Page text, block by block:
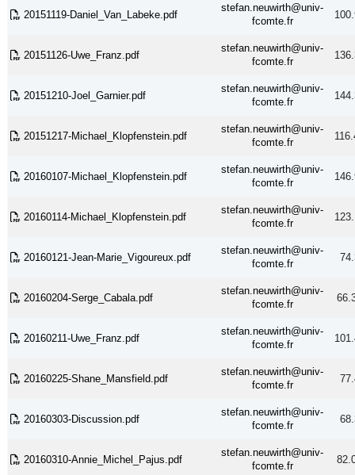
20151119-Daniel_Van_Labeke.pdf
stefan.neuwirth@univ-
fcomte.fr
20151126-Uwe_Franz.pdf
stefan.neuwirth@univ-
fcomte.fr
20151210-Joel_Garnier.pdf
stefan.neuwirth@univ-
fcomte.fr
20151217-Michael_Klopfenstein.pdf
stefan.neuwirth@univ-
fcomte.fr
20160107-Michael_Klopfenstein.pdf
stefan.neuwirth@univ-
fcomte.fr
20160114-Michael_Klopfenstein.pdf
stefan.neuwirth@univ-
fcomte.fr
20160121-Jean-Marie_Vigoureux.pdf
stefan.neuwirth@univ-
fcomte.fr
20160204-Serge_Cabala.pdf
stefan.neuwirth@univ-
fcomte.fr
20160211-Uwe_Franz.pdf
stefan.neuwirth@univ-
fcomte.fr
20160225-Shane_Mansfield.pdf
stefan.neuwirth@univ-
fcomte.fr
20160303-Discussion.pdf
stefan.neuwirth@univ-
fcomte.fr
20160310-Annie_Michel_Pajus.pdf
stefan.neuwirth@univ-
fcomte.fr